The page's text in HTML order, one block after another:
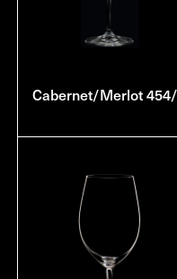
Cabernet/Merlot